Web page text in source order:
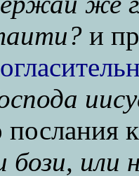
и
бози, или